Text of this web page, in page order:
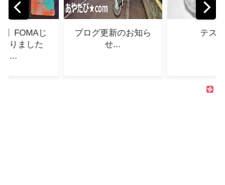
テスト...
ブログ更新のお知ら
せ...